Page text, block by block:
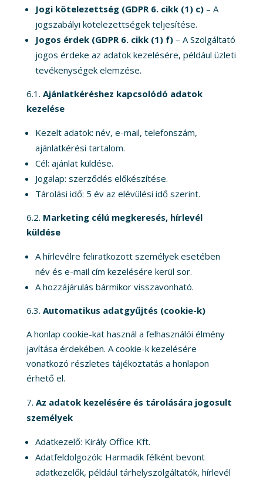
Jogi kötelezettség (GDPR 6. cikk (1) c)– A
jogszabályi kötelezettségek teljesítése.
Jogos érdek (GDPR 6. cikk (1) f)– A Szolgáltató
jogos érdeke az adatok kezelésére, például üzleti
tevékenységek elemzése.
6.1. Ajánlatkéréshez kapcsolódó adatok
kezelése
Kezelt adatok: név, e-mail, telefonszám,
ajánlatkérési tartalom.
Cél: ajánlat küldése.
Jogalap: szerződés előkészítése.
Tárolási idő: 5 év az elévülési idő szerint.
6.2. Marketing célú megkeresés, hírlevél
küldése
A hírlevélre feliratkozott személyek esetében
név és e-mail cím kezelésére kerül sor.
A hozzájárulás bármikor visszavonható.
6.3. Automatikus adatgyűjtés (cookie-k)
A honlap cookie-kat használ a felhasználói élmény
javítása érdekében. A cookie-k kezelésére
vonatkozó részletes tájékoztatás a honlapon
érhető el.
Az adatok kezelésére és tárolására jogosult
személyek
Adatkezelő: Király Office Kft.
Adatfeldolgozók: Harmadik félként bevont
adatkezelők, például tárhelyszolgáltatók, hírlevél